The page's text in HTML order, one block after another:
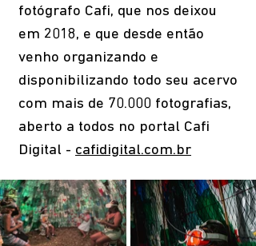
fotógrafo Cafi, que nos deixou
em 2018, e que desde então
venho organizando e
disponibilizando todo seu acervo
com mais de 70.000 fotografias,
aberto a todos no portal Cafi
Digital - cafidigital.com.br